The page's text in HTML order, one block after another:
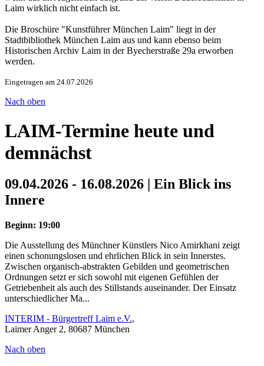
Laim wirklich nicht einfach ist.
Die Broschüre "Kunstführer München Laim" liegt in der
Stadtbibliothek München Laim aus und kann ebenso beim
Historischen Archiv Laim in der Byecherstraße 29a erworben
werden.
Eingetragen am 24.07.2026
Nach oben
LAIM-Termine heute und
demnächst
09.04.2026 - 16.08.2026 | Ein Blick ins
Innere
Beginn: 19:00
Die Ausstellung des Münchner Künstlers Nico Amirkhani zeigt
einen schonungslosen und ehrlichen Blick in sein Innerstes.
Zwischen organisch-abstrakten Gebilden und geometrischen
Ordnungen setzt er sich sowohl mit eigenen Gefühlen der
Getriebenheit als auch des Stillstands auseinander. Der Einsatz
unterschiedlicher Ma...
INTERIM - Bürgertreff Laim e.V.,
Laimer Anger 2, 80687 München
Nach oben